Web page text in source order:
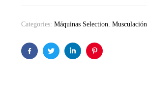
Categories: Máquinas Selection Musculación
FacebookTwitter LinkedinPinterest